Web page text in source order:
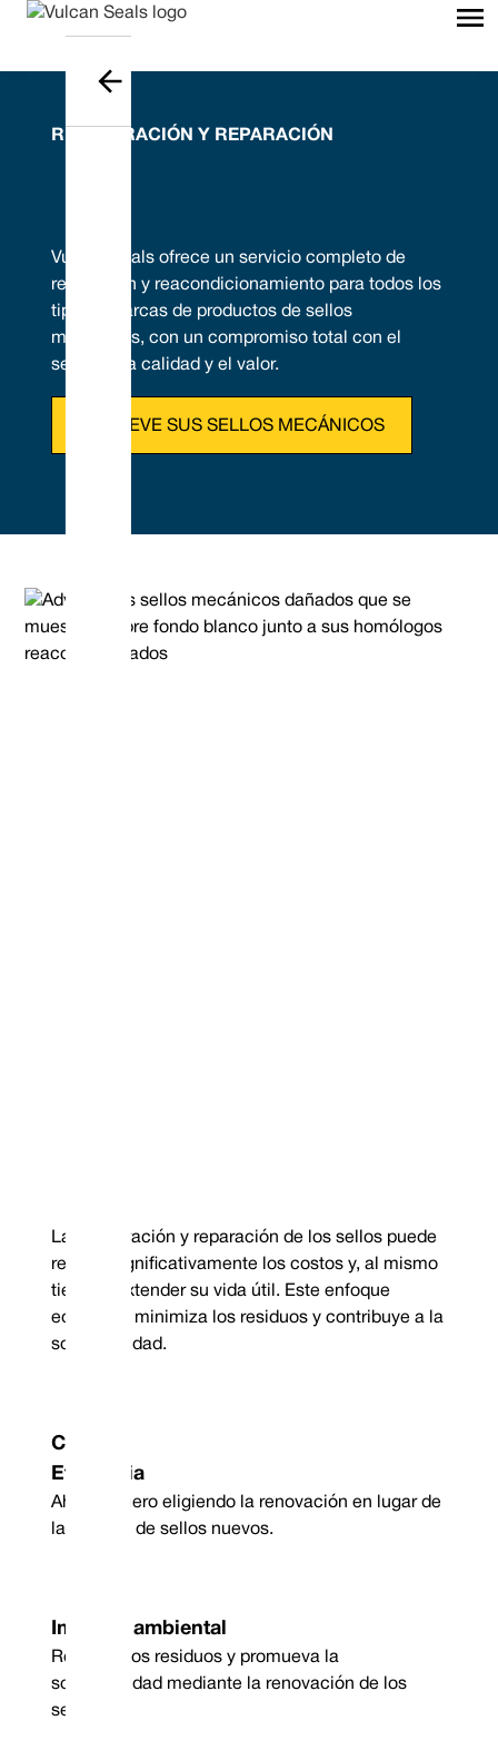
RESTAURACIÓN Y REPARACIÓN
Vulcan Seals ofrece un servicio completo de
reparación y reacondicionamiento para todos los
tipos y marcas de productos de sellos
mecánicos, con un compromiso total con el
servicio, la calidad y el valor.
RENUEVE SUS SELLOS MECÁNICOS
La restauración y reparación de los sellos puede
reducir significativamente los costos y, al mismo
tiempo, extender su vida útil. Este enfoque
ecológico minimiza los residuos y contribuye a la
sostenibilidad.
Coste
Eficiencia
Ahorre dinero eligiendo la renovación en lugar de
la compra de sellos nuevos.
Impacto ambiental
Reduzca los residuos y promueva la
sostenibilidad mediante la renovación de los
sellos.